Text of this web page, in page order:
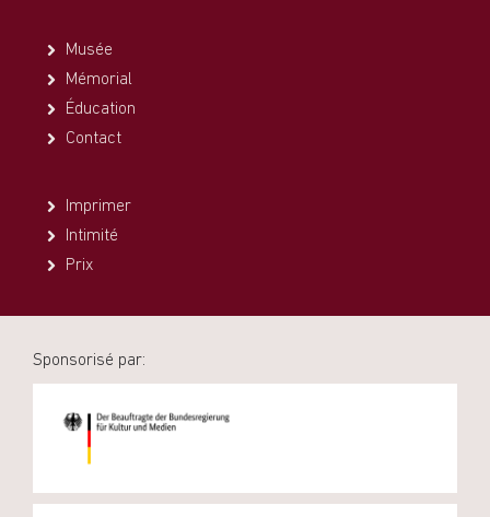
Musée
Mémorial
Éducation
Contact
Imprimer
Intimité
Prix
Sponsorisé par: